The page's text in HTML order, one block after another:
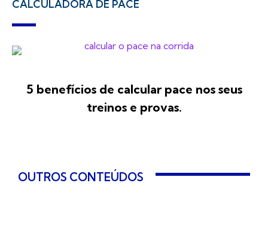
CALCULADORA DE PACE
5 benefícios de calcular pace nos seus
treinos e provas.
OUTROS CONTEÚDOS